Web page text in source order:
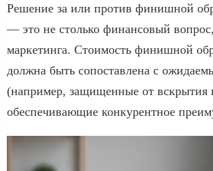
Решение за или против финишной
— это не столько финансовый
маркетинга. Стоимость финишной
должна быть сопоставлена с
(например, защищенные от вскрытия
обеспечивающие конкурентное